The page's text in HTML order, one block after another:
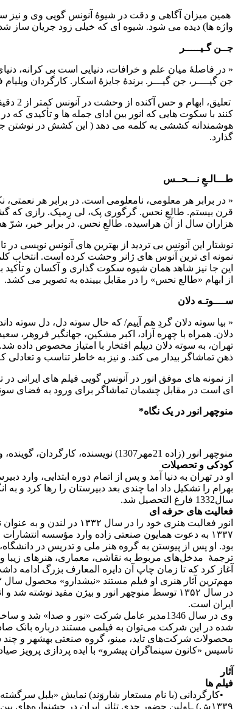
همین میزان آگاهی و دقت در شیوۀ آنونس گویی وی و
واژه ها) دیده می شود. شیوه ای که خیلی زود جریان ساز شد
جــن گـیـــــر
« در فاصلۀ میان علم و خرافات، دنیایی است بی کرانه،
جن گیــــر، جن گیـــر. برندۀ جایزۀ اسکار. کارگردان ویلیام
کنند با سکوت هایی که انور بین ادای جمله ها و تأکیدی که
هوشمندانه کششی به کلمه می دهد ( این کشش در نوشتن
گذارد.
طـــالـعِ نـــحــس
« در برابر هر معلومی، نامعلومی است. در برابر هر
قرن بیستم. طالعِ نحس. گرگوری پک، لی رِمیک. رازی که
هزاران سال از آن هراسیده. طالعِ نحس. در برابر خیر، شرّ
نوشتار این آنونس بی تردید از بهترین های آنونس نویسی در
نمونه ای ترین آنوس های ژانر وحشت کرده است. انتخاب
این جا نیز شاهد همان شیوه سکوت گذاری و آکسان و
از ابهام «طالع نحس» را در مقابل بیینده به تصویر می کشد.
ســــوتـه دلان
« بیا سوته دلان گردِ هم آییم/ که حال سوته دل، دل سوته
دلان. همراه با چهره آزاد، اکبر مشکین، جهانگیر فروهر،
تهران، به سوته دلان دیپلم افتخار با امتیاز مخصوص
ذهن تماشاگر بیدار می کند. و نیز به خاطر تناسب و تعادلی
از نمونه های موفق انور در آنونس گویی فیلم های ایرانی
ای است در مقابل چشمان تماشاگر برای ورود به فضای
منوچهر انور در یک نگاه*
منوچهر انور (زاده 21مهر1307) نویسنده، کارگردان، گوینده، ویراستار و مترجم معاصر ایرانی است
کودکی و تحصیلات
بهرام را تشکیل داد اما چندی بعد دبیرستان را رها کرد و
سال1332 فارغ التحصیل شد
.
فعالیت های حرفه ای
انور فعالیت هنری خود را
ترجمۀ مدخل‌های مربوط به نقاشی، معماری، هنرهای زیبا
آغاز کرد که تا زمان چاپ آن دایره المعارف بزرگ ادامه
در سال ۱۳۵۲ توسط منوچهر انور و بیژن مفید
ایران است.
وی در سال 1346مدیر عامل شرکت «نور و صدا»
شده در این شرکت می‌توان به فیلمی مستند درباره بانک
محصولات شرکت‌های تاید، مینو، گروه صنعتی بهشهر و
تاسیس «کانون سینماگران پیشرو» با ایده پردازی پرویز
آثار
فیلم ها
•
۱۳۳۹ش) ـاولین حضور جدی تئاتر ایران در جشنواره‌های بین‌المللی- 1339